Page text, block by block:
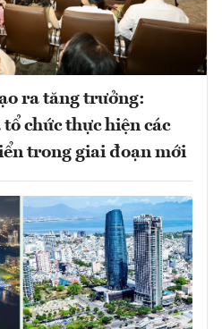
ra tăng trưởng:
chức thực hiện các
trong giai đoạn mới